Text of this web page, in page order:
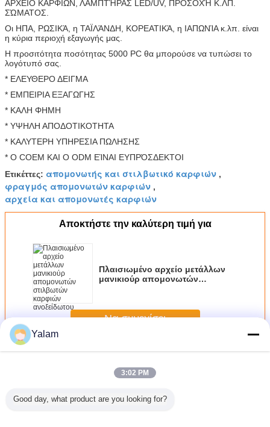
ΑΡΧΕΙΟ ΚΑΡΦΙΩΝ, ΛΑΜΠΤΉΡΑΣ LED/UV, ΠΡΟΣΟΧΉ Κ.ΛΠ.
ΣΏΜΑΤΟΣ.
Οι ΗΠΑ, ΡΩΣΙΚΆ, η ΤΑΪΛΆΝΔΗ, ΚΟΡΕΑΤΙΚΆ, η ΙΑΠΩΝΊΑ κ.λπ. είναι
η κύρια περιοχή εξαγωγής μας.
Η προσιτότητα ποσότητας 5000 PC θα μπορούσε να τυπώσει το
λογότυπό σας.
* ΕΛΕΥΘΕΡΟ ΔΕΙΓΜΑ
* ΕΜΠΕΙΡΙΑ ΕΞΑΓΩΓΗΣ
* ΚΑΛΗ ΦΗΜΗ
* ΥΨΗΛΗ ΑΠΟΔΟΤΙΚΟΤΗΤΑ
* ΚΑΛΥΤΕΡΗ ΥΠΗΡΕΣΙΑ ΠΩΛΗΣΗΣ
* Ο COEM ΚΑΙ Ο ODM ΕΊΝΑΙ ΕΥΠΡΌΣΔΕΚΤΟΙ
Ετικέττες: απομονωτής και στιλβωτικό καρφιών ,
φραγμός απομονωτών καρφιών ,
αρχεία και απομονωτές καρφιών
Αποκτήστε την καλύτερη τιμή για
Πλαισιωμένο αρχείο μετάλλων
μανικιούρ απομονωτών
Να συνεχίσει
ΠερισσότεροιΑπομονωτής καρφιών
Yalam
3:02 PM
Good day, what product are you looking for?